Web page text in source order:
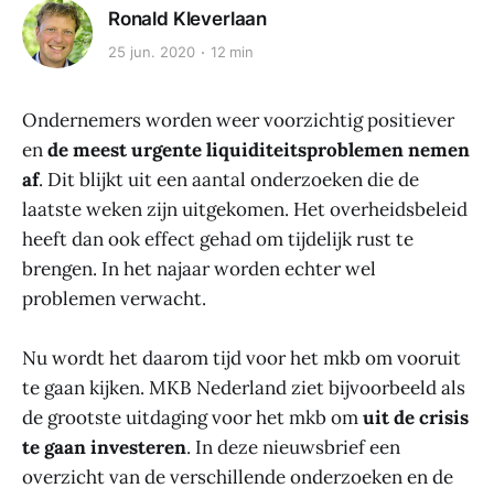
Ronald Kleverlaan
25 jun. 2020 12 min
Ondernemers worden weer voorzichtig positiever
ende meest urgente liquiditeitsproblemen nemen
af. Dit blijkt uit een aantal onderzoeken die de
laatste weken zijn uitgekomen. Het overheidsbeleid
heeft dan ook effect gehad om tijdelijk rust te
brengen. In het najaar worden echter wel
problemen verwacht.
Nu wordt het daarom tijd voor het mkb om vooruit
te gaan kijken. MKB Nederland ziet bijvoorbeeld als
de grootste uitdaging voor het mkb omuit de crisis
te gaan investeren. In deze nieuwsbrief een
overzicht van de verschillende onderzoeken en de